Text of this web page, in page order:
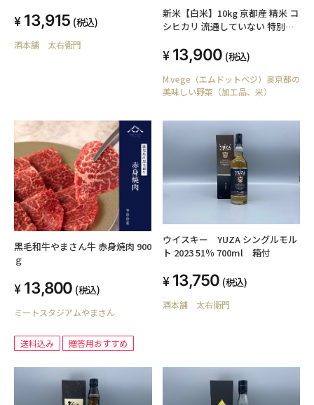
13,915 (税込)
酒本舗 太右衛門
新米【白米】10kg 京都産 精米 コ
シヒカリ 流通していない 特別な
13,900 (税込)
M.vege（エムドットベジ）奥京都の
美味しい野菜（加工品、米）
黒毛和牛やまさん牛 赤身焼肉 900
ｇ
13,800 (税込)
ミートスタジアムやまさん
送料込み 贈答用おすすめ
ウイスキー YUZA シングルモル
ト 2023 51％ 700ml 箱付
13,750 (税込)
酒本舗 太右衛門